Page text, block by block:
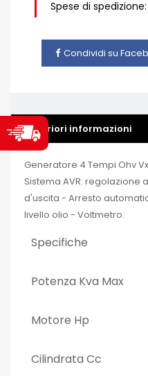
Spese di
Condividi su
Ulteriori informazioni
Generatore 4 Tempi Ohv
Sistema AVR: regolazione
d'uscita - Arresto
livello olio - Voltmetro.
Specifiche
Potenza Kva Max
Motore Hp
Cilindrata Cc